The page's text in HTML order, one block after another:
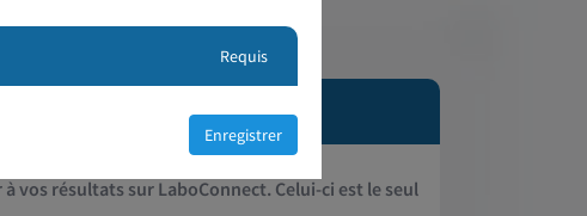
vos résultats sur LaboConnect. Celui-ci est le seul
Requis